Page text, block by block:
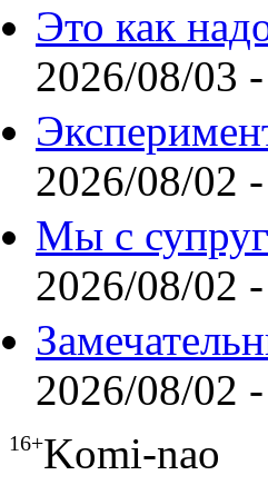
Это как
2026/08/03
2026/08/02
Мы с
2026/08/02
2026/08/02
16+Komi-nao